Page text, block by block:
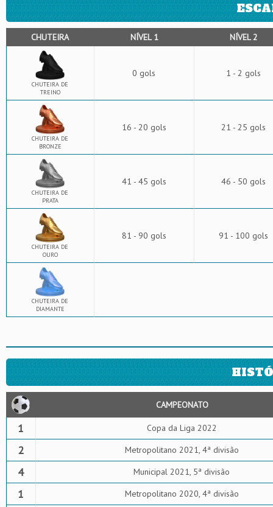
CHUTEIRA NÍVEL 1 NÍVEL 2
CHUTEIRA DE
TREINO
0 gols 1 - 2 gols
CHUTEIRA DE
BRONZE
16 - 20 gols 21 - 25 gols
CHUTEIRA DE
PRATA
41 - 45 gols 46 - 50 gols
CHUTEIRA DE
OURO
81 - 90 gols 91 - 100 gols
CHUTEIRA DE
DIAMANTE
CAMPEONATO
1 Copa da Liga 2022
2 Metropolitano 2021, 4ª divisão
4 Municipal 2021, 5ª divisão
1 Metropolitano 2020, 4ª divisão